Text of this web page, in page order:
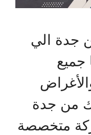
الي
جميع
من جدة
متخصصة